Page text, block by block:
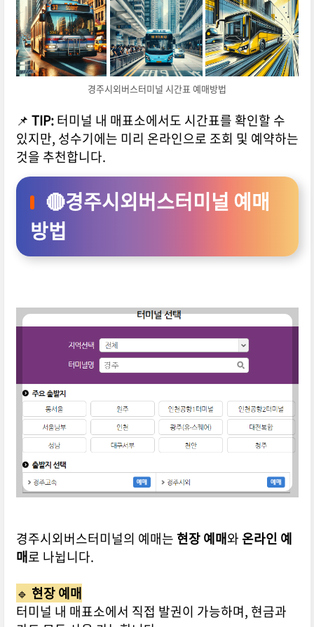
경주시외버스터미널 시간표 예매방법
📌 TIP:터미널 내 매표소에서도 시간표를 확인할 수
있지만, 성수기에는 미리 온라인으로 조회 및 예약하는
것을 추천합니다.
🔴경주시외버스터미널 예매
방법
경주시외버스터미널의 예매는 현장 예매와 온라인 예
매로 나뉩니다.
🔹 현장 예매
터미널 내 매표소에서 직접 발권이 가능하며, 현금과